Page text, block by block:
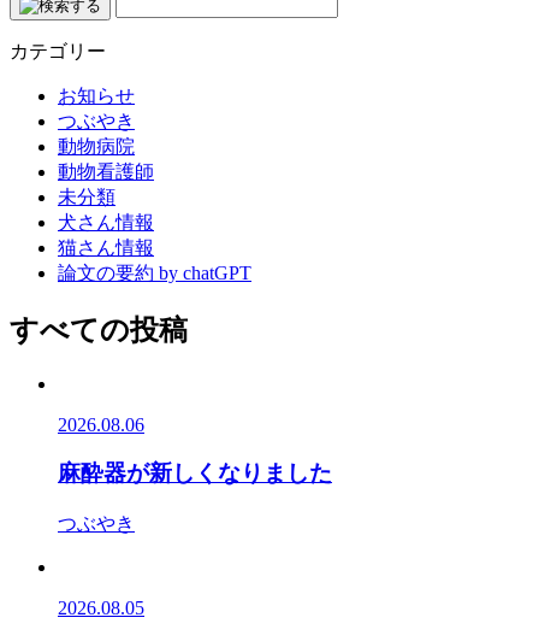
カテゴリー
お知らせ
つぶやき
動物病院
動物看護師
未分類
犬さん情報
猫さん情報
論文の要約 by chatGPT
すべての投稿
2026.08.06
麻酔器が新しくなりました
つぶやき
2026.08.05